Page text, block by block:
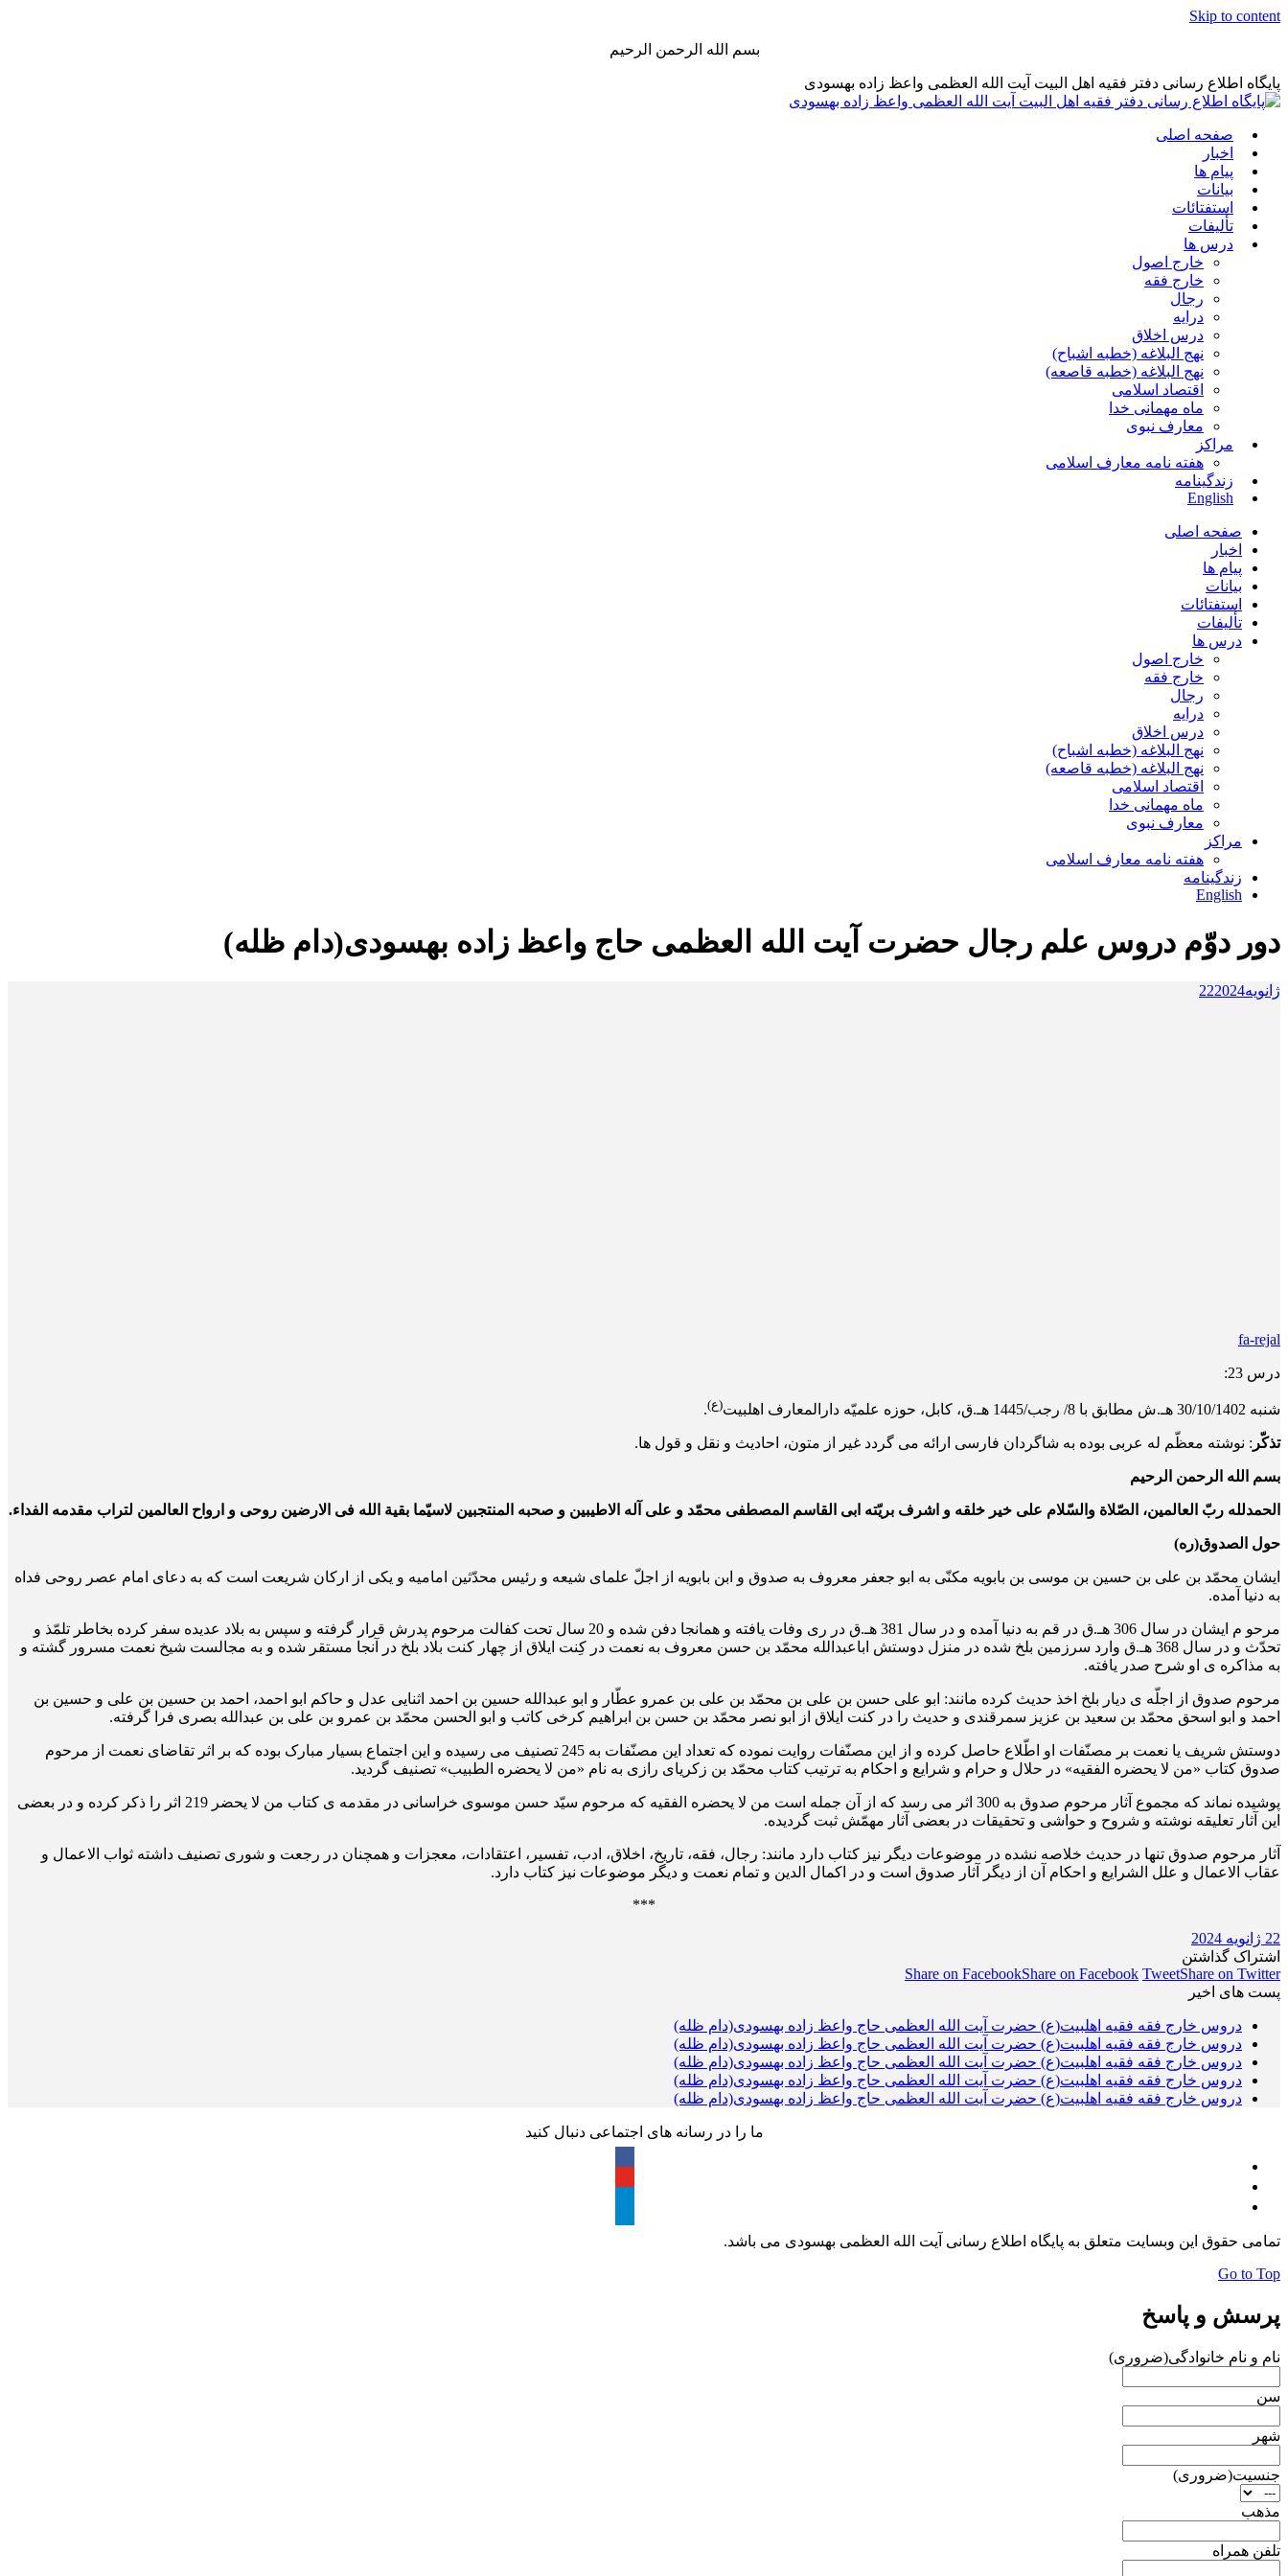
Skip to content
بسم الله الرحمن الرحیم
پایگاه اطلاع رسانی دفتر فقیه اهل البیت آیت الله العظمی واعظ زاده بهسودی
صفحه اصلی
اخبار
پیام ها
بیانات
استفتائات
تألیفات
درس ها
خارج اصول
خارج فقه
رجال
درایه
درس اخلاق
نهج البلاغه (خطبه اشباح)
نهج البلاغه (خطبه قاصعه)
اقتصاد اسلامی
ماه مهمانی خدا
معارف نبوی
مراکز
هفته نامه معارف اسلامی
زندگینامه
English
صفحه اصلی
اخبار
پیام ها
بیانات
استفتائات
تألیفات
درس ها
خارج اصول
خارج فقه
رجال
درایه
درس اخلاق
نهج البلاغه (خطبه اشباح)
نهج البلاغه (خطبه قاصعه)
اقتصاد اسلامی
ماه مهمانی خدا
معارف نبوی
مراکز
هفته نامه معارف اسلامی
زندگینامه
English
دور دوّم دروس علم رجال حضرت آیت الله العظمی حاج واعظ زاده بهسودی(دام ظله)
ژانویه 222024
fa-rejal
درس 23:
شنبه 30/10/1402 هـ.ش مطابق با 8/ رجب/1445 هـ.ق، کابل، حوزه علمیّه دارالمعارف اهلبیت (ع).
تذکّر : نوشته معظّم له عربی بوده به شاگردان فارسی ارائه می گردد غیر از متون، احادیث و نقل و قول ها.
بسم الله الرحمن الرحیم
الحمدلله ربّ العالمین، الصّلاة والسّلام علی خیر خلقه و اشرف بریّته ابی القاسم المصطفی محمّد و علی آله الاطیبین و صحبه المنتجبین لاسیّما بقیة الله فی الارضین روحی و ارواح العالمین لتراب مقدمه الفداء.
حول الصدوق(ره)
ایشان محمّد بن علی بن حسین بن موسی بن بابویه مکنّی به ابو جعفر معروف به صدوق و ابن بابویه از اجلّ علمای شیعه و رئیس محدّثین امامیه و یکی از ارکان شریعت است که به دعای امام عصر روحی فداه
به دنیا آمده.
مرحو م ایشان در سال 306 هـ.ق در قم به دنیا آمده و در سال 381 هـ.ق در ری وفات یافته و همانجا دفن شده و 20 سال تحت کفالت مرحوم پدرش قرار گرفته و سپس به بلاد عدیده سفر کرده بخاطر تلمّذ و
تحدّث و در سال 368 هـ.ق وارد سرزمین بلخ شده در منزل دوستش اباعبدالله محمّد بن حسن معروف به نعمت در کِنت ایلاق از چهار کنت بلاد بلخ در آنجا مستقر شده و به مجالست شیخ نعمت مسرور گشته و
به مذاکره ی او شرح صدر یافته.
مرحوم صدوق از اجلّه ی دیار بلخ اخذ حدیث کرده مانند: ابو علی حسن بن علی بن محمّد بن علی بن عمرو عطّار و ابو عبدالله حسین بن احمد اثنایی عدل و حاکم ابو احمد، احمد بن حسین بن علی و حسین بن
احمد و ابو اسحق محمّد بن سعید بن عزیز سمرقندی و حدیث را در کنت ایلاق از ابو نصر محمّد بن حسن بن ابراهیم کرخی کاتب و ابو الحسن محمّد بن عمرو بن علی بن عبدالله بصری فرا گرفته.
دوستش شریف یا نعمت بر مصنّفات او اطّلاع حاصل کرده و از این مصنّفات روایت نموده که تعداد این مصنّفات به 245 تصنیف می رسیده و این اجتماع بسیار مبارک بوده که بر اثر تقاضای نعمت از مرحوم
صدوق کتاب «من لا یحضره الفقیه» در حلال و حرام و شرایع و احکام به ترتیب کتاب محمّد بن زکریای رازی به نام «من لا یحضره الطبیب» تصنیف گردید.
پوشیده نماند که مجموع آثار مرحوم صدوق به 300 اثر می رسد که از آن جمله است من لا یحضره الفقیه که مرحوم سیّد حسن موسوی خراسانی در مقدمه ی کتاب من لا یحضر 219 اثر را ذکر کرده و در بعضی
این آثار تعلیقه نوشته و شروح و حواشی و تحقیقات در بعضی آثار مهمّش ثبت گردیده.
آثار مرحوم صدوق تنها در حدیث خلاصه نشده در موضوعات دیگر نیز کتاب دارد مانند: رجال، فقه، تاریخ، اخلاق، ادب، تفسیر، اعتقادات، معجزات و همچنان در رجعت و شوری تصنیف داشته ثواب الاعمال و
عقاب الاعمال و علل الشرایع و احکام آن از دیگر آثار صدوق است و در اکمال الدین و تمام نعمت و دیگر موضوعات نیز کتاب دارد.
***
22 ژانویه 2024
اشتراک گذاشتن
Share on FacebookShare on Facebook TweetShare on Twitter
پست های اخیر
دروس خارج فقه فقیه اهلبیت(ع) حضرت آیت الله العظمی حاج واعظ زاده بهسودی(دام ظله)
دروس خارج فقه فقیه اهلبیت(ع) حضرت آیت الله العظمی حاج واعظ زاده بهسودی(دام ظله)
دروس خارج فقه فقیه اهلبیت(ع) حضرت آیت الله العظمی حاج واعظ زاده بهسودی(دام ظله)
دروس خارج فقه فقیه اهلبیت(ع) حضرت آیت الله العظمی حاج واعظ زاده بهسودی(دام ظله)
دروس خارج فقه فقیه اهلبیت(ع) حضرت آیت الله العظمی حاج واعظ زاده بهسودی(دام ظله)
ما را در رسانه های اجتماعی دنبال کنید
تمامی حقوق این وبسایت متعلق به پایگاه اطلاع رسانی آیت الله العظمی بهسودی می باشد.
Go to Top
پرسش و پاسخ
نام و نام خانوادگی(ضروری)
سن
شهر
جنسیت(ضروری)
مذهب
تلفن همراه